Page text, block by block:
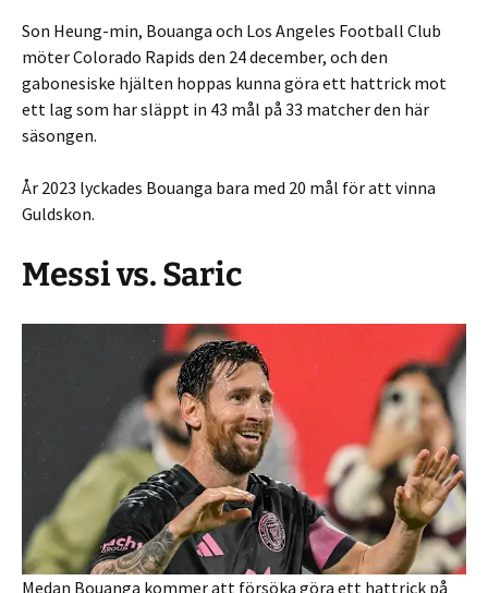
Son Heung-min, Bouanga och Los Angeles Football Club
möter Colorado Rapids den 24 december, och den
gabonesiske hjälten hoppas kunna göra ett hattrick mot
ett lag som har släppt in 43 mål på 33 matcher den här
säsongen.
År 2023 lyckades Bouanga bara med 20 mål för att vinna
Guldskon.
Messi vs. Saric
Medan Bouanga kommer att försöka göra ett hattrick på